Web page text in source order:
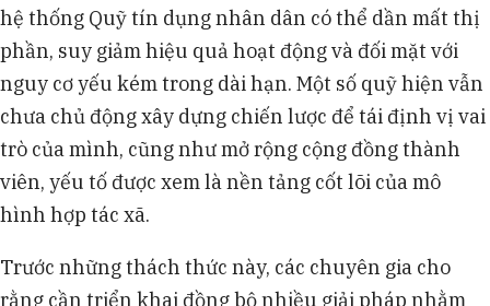
hệ thống Quỹ tín dụng nhân dân có thể dần mất thị
phần, suy giảm hiệu quả hoạt động và đối mặt với
nguy cơ yếu kém trong dài hạn. Một số quỹ hiện vẫn
chưa chủ động xây dựng chiến lược để tái định vị vai
trò của mình, cũng như mở rộng cộng đồng thành
viên, yếu tố được xem là nền tảng cốt lõi của mô
hình hợp tác xã.
Trước những thách thức này, các chuyên gia cho
rằng cần triển khai đồng bộ nhiều giải pháp nhằm